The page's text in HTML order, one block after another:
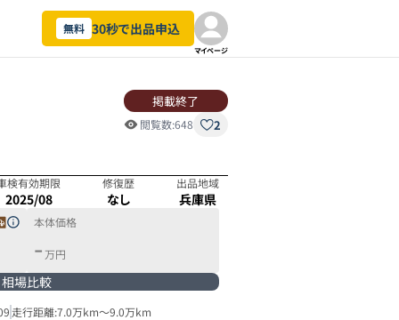
無料 30秒で出品申込
マイページ
掲載終了
閲覧数:648 2
検有効期限
2025/08
修復歴
なし
出品地域
兵庫県
本体価格
- 万円
相場比較
走行距離:7.0万km～9.0万km